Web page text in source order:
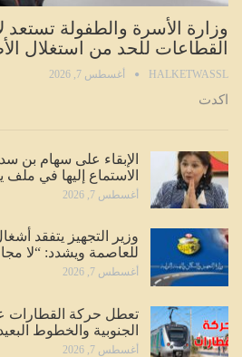
وزارة الأسرة والطفولة
القطاعات للحد من استغلال
HALKETWASSL أغسطس 7, 2026
اكدت
الإبقاء على سهام بن
الاستماع إليها في
أغسطس 7, 2026
وزير التجهيز يتفقد
للعاصمة ويشدد: “لا
أغسطس 7, 2026
تعطل حركة القطارات
الجنوبية والخطوط
أغسطس 7, 2026